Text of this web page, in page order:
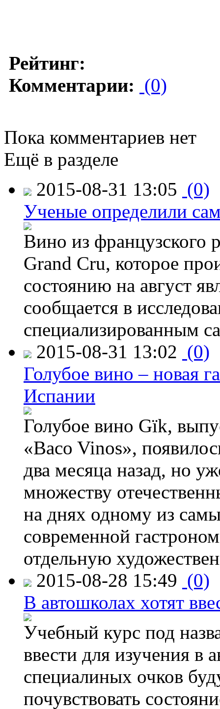
Рейтинг:
Комментарии: (0)
Пока комментариев нет
Ещё в разделе
2015-08-31 13:05 (0)
Ученые определили
Вино из французского
Grand Cru, которое
состоянию на август
сообщается в
специализированным
2015-08-31 13:02 (0)
Голубое вино – новая
Испании
Голубое вино Gïk,
«Baco Vinos»,
два месяца назад, но
множеству
на днях одному из
современной
отдельную
2015-08-28 15:49 (0)
В автошколах хотят
Учебный курс под
ввести для изучения
специалиных очков
почувствовать